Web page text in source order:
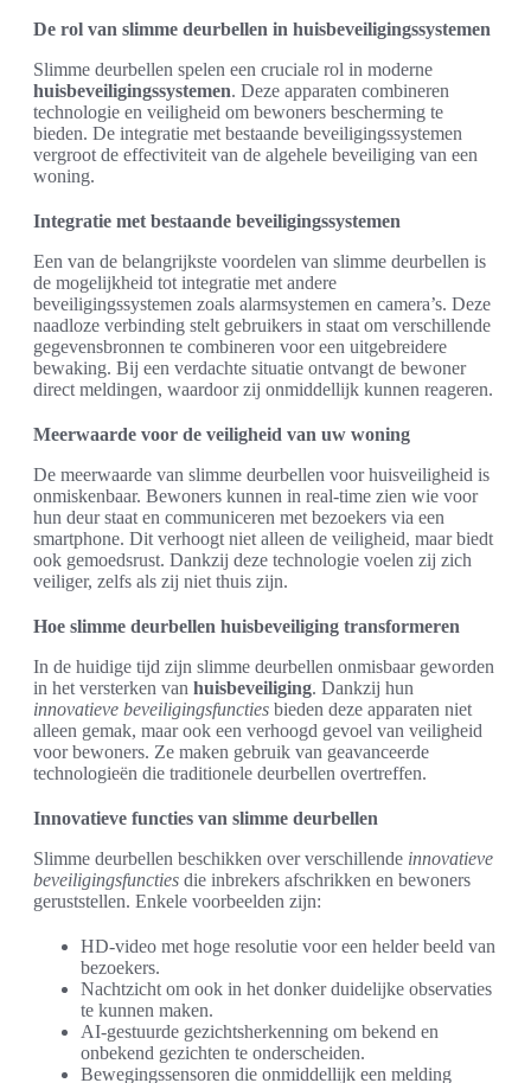
De rol van slimme deurbellen in huisbeveiligingssystemen
Slimme deurbellen spelen een cruciale rol in moderne
huisbeveiligingssystemen. Deze apparaten combineren
technologie en veiligheid om bewoners bescherming te
bieden. De integratie met bestaande beveiligingssystemen
vergroot de effectiviteit van de algehele beveiliging van een
woning.
Integratie met bestaande beveiligingssystemen
Een van de belangrijkste voordelen van slimme deurbellen is
de mogelijkheid tot integratie met andere
beveiligingssystemen zoals alarmsystemen en camera’s. Deze
naadloze verbinding stelt gebruikers in staat om verschillende
gegevensbronnen te combineren voor een uitgebreidere
bewaking. Bij een verdachte situatie ontvangt de bewoner
direct meldingen, waardoor zij onmiddellijk kunnen reageren.
Meerwaarde voor de veiligheid van uw woning
De meerwaarde van slimme deurbellen voor huisveiligheid is
onmiskenbaar. Bewoners kunnen in real-time zien wie voor
hun deur staat en communiceren met bezoekers via een
smartphone. Dit verhoogt niet alleen de veiligheid, maar biedt
ook gemoedsrust. Dankzij deze technologie voelen zij zich
veiliger, zelfs als zij niet thuis zijn.
Hoe slimme deurbellen huisbeveiliging transformeren
In de huidige tijd zijn slimme deurbellen onmisbaar geworden
in het versterken van huisbeveiliging. Dankzij hun
innovatieve beveiligingsfuncties bieden deze apparaten niet
alleen gemak, maar ook een verhoogd gevoel van veiligheid
voor bewoners. Ze maken gebruik van geavanceerde
technologieën die traditionele deurbellen overtreffen.
Innovatieve functies van slimme deurbellen
Slimme deurbellen beschikken over verschillende innovatieve
beveiligingsfuncties die inbrekers afschrikken en bewoners
geruststellen. Enkele voorbeelden zijn:
HD-video met hoge resolutie voor een helder beeld van
bezoekers.
Nachtzicht om ook in het donker duidelijke observaties
te kunnen maken.
AI-gestuurde gezichtsherkenning om bekend en
onbekend gezichten te onderscheiden.
Bewegingssensoren die onmiddellijk een melding